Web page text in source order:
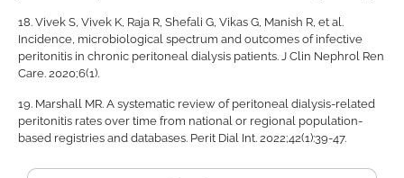
18. Vivek S, Vivek K, Raja R, Shefali G, Vikas G, Manish R, et al.
Incidence, microbiological spectrum and outcomes of infective
peritonitis in chronic peritoneal dialysis patients. J Clin Nephrol Ren
Care. 2020;6(1).
19. Marshall MR. A systematic review of peritoneal dialysis-related
peritonitis rates over time from national or regional population-
based registries and databases. Perit Dial Int. 2022;42(1):39-47.